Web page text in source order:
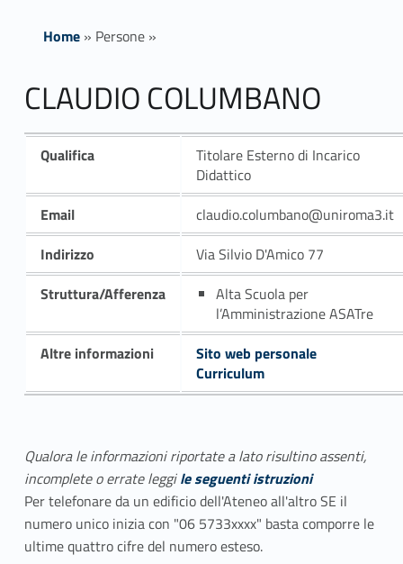
Home» Persone»
CLAUDIO COLUMBANO
Qualifica
Titolare Esterno di Incarico
Didattico
Email
claudio.columbano@uniroma3.it
Indirizzo
Via Silvio D'Amico 77
Struttura/Afferenza
Alta Scuola per
l’Amministrazione ASATre
Altre informazioni
Sito web personale
Curriculum
Qualora le informazioni riportate a lato risultino assenti,
incomplete o errate leggile seguenti istruzioni
Per telefonare da un edificio dell'Ateneo all'altro SE il
numero unico inizia con "06 5733xxxx" basta comporre le
ultime quattro cifre del numero esteso.